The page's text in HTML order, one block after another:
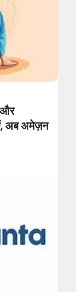
और
अब अमेज़न